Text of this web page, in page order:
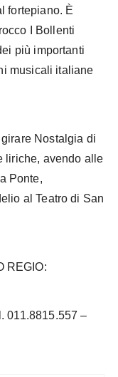
fortepiano. È
I Bollenti
più importanti
musicali italiane
Nostalgia di
liriche, avendo alle
Ponte,
al Teatro di San
REGIO:
011.8815.557 –